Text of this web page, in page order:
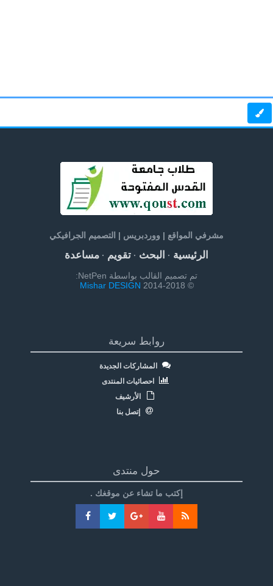
مشرفي المواقع | ووردبريس | التصميم الجرافيكي
الرئيسية· البحث· تقويم· مساعدة
تم تصميم القالب بواسطة NetPen:
© 2014-2018
Mishar DESIGN
روابط سريعة
المشاركات الجديدة
احصائيات المنتدى
الأرشيف
إتصل بنا
حول منتدى
إكتب ما تشاء عن موقغك .